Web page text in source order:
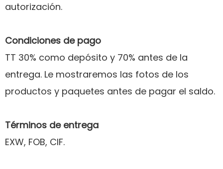
autorización.
Condiciones de pago
TT 30% como depósito y 70% antes de la
entrega. Le mostraremos las fotos de los
productos y paquetes antes de pagar el saldo.
Términos de entrega
EXW, FOB, CIF.